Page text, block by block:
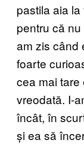
pastila aia
pentru că
am zis când
foarte
cea mai
vreodată. I-
încât, în
și ea să